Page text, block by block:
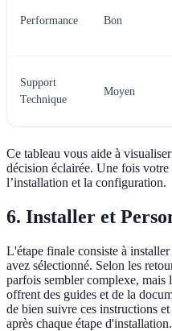
Performance Bon
Support
Technique
Moyen
Ce tableau vous aide à
décision éclairée. Une fois
l’installation et la configuration.
6. Installer et
L'étape finale consiste à
avez sélectionné. Selon les
parfois sembler complexe,
offrent des guides et de la
de bien suivre ces instructions
après chaque étape d'installation.